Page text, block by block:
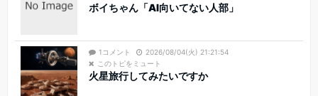
ボイちゃん「AI向いてない人部」
1コメント
2026/08/04(火) 21:21:54
このトピをミュート
火星旅行してみたいですか